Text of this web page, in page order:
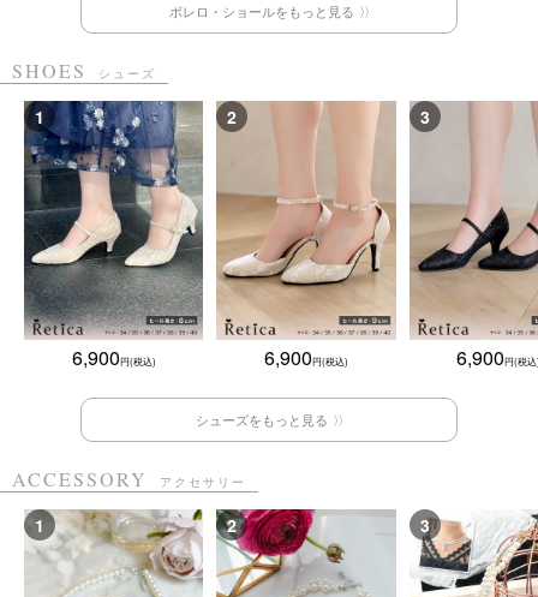
ボレロ・ショールをもっと見る
SHOES シューズ
6,900 6,900 6,900
シューズをもっと見る
ACCESSORY アクセサリー